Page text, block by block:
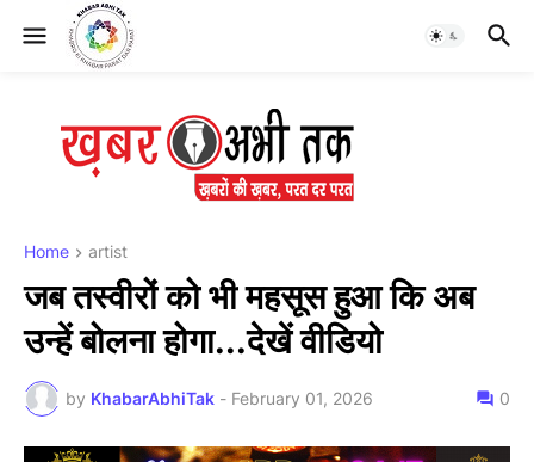
Home artist
जब तस्वीरों को भी महसूस हुआ कि अब
उन्हें बोलना होगा...देखें वीडियो
by KhabarAbhiTak - February 01, 2026 0